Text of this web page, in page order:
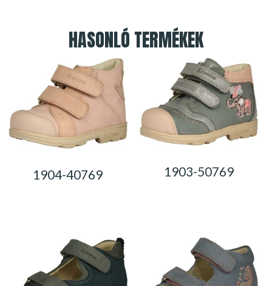
HASONLÓ TERMÉKEK
1904-40769 1903-50769